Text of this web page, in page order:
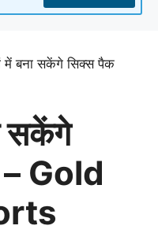
में बना सकेंगे सिक्स पैक
सकेंगे
– Gold